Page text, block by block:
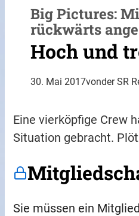
Big Pictures:
rückwärts
Hoch und
30. Mai 2017vonder SR
Eine vierköpfige Crew
Situation gebracht.
Sie müssen ein